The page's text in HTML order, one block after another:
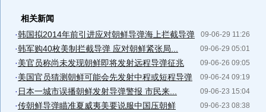
相关新闻
09-06-29 11:26
·韩国拟2014年前引进应对朝鲜导弹海上拦截导弹
09-06-29 05:01
·韩军购40枚美制拦截导弹 应对朝鲜紧张局...
09-06-26 09:05
·美官员称尚未发现朝鲜即将发射远程导弹征兆
09-06-24 09:19
·美国官员猜测朝鲜可能会先发射中程或短程导弹
09-06-23 15:04
· 日本一城市误播朝鲜发射导弹警报 市民来...
09-06-23 08:38
·传朝鲜导弹瞄准夏威夷美要说服中国压朝鲜